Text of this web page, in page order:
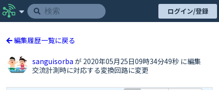
ログイン/登録
編集履歴一覧に戻る
sanguisorbaが 2020年05月25日09時34分49秒 に編集
交流計測時に対応する変換回路に変更